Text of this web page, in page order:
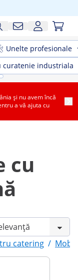
Unelte profesionale
curatenie industriala
și nu avem încă
a vă ajuta cu
cu
catering /